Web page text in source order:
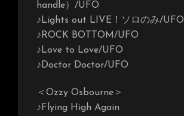
handle）/UFO
♪Lights out LIVE！ソロのみ/UFO
♪ROCK BOTTOM/UFO
♪Love to Love/UFO
♪Doctor Doctor/UFO
＜Ozzy Osbourne＞
♪Flying High Again